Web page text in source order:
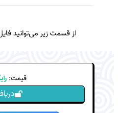
از قسمت زیر می‌توانید
قیمت: